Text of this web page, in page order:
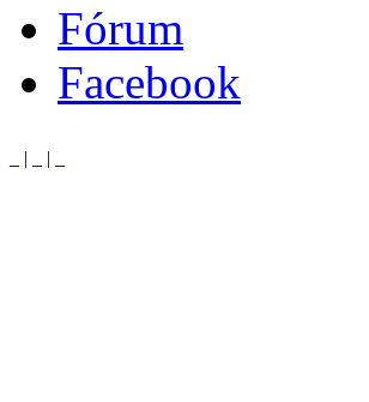
Fórum
Facebook
| |